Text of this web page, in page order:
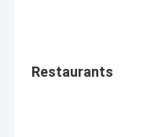
Restaurants